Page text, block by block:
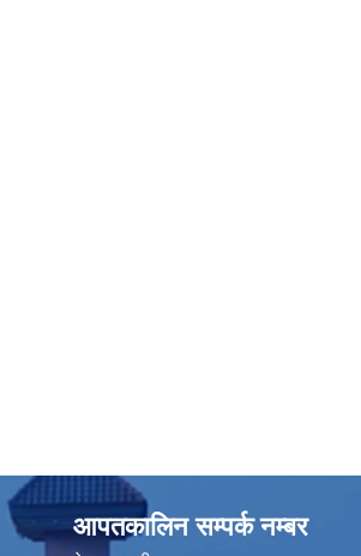
आपतकालिन सम्पर्क नम्बर